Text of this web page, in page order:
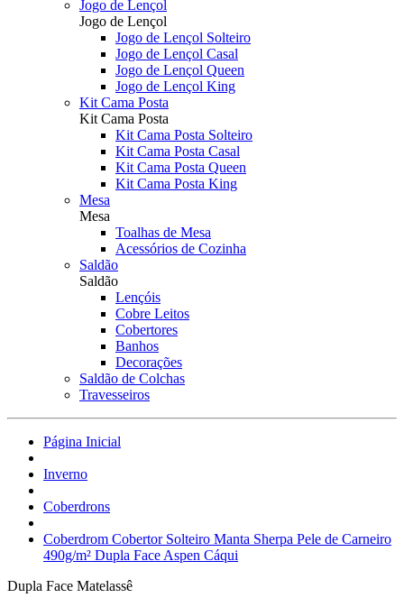
Jogo de Lençol
Jogo de Lençol
Jogo de Lençol Solteiro
Jogo de Lençol Casal
Jogo de Lençol Queen
Jogo de Lençol King
Kit Cama Posta
Kit Cama Posta
Kit Cama Posta Solteiro
Kit Cama Posta Casal
Kit Cama Posta Queen
Kit Cama Posta King
Mesa
Mesa
Toalhas de Mesa
Acessórios de Cozinha
Saldão
Saldão
Lençóis
Cobre Leitos
Cobertores
Banhos
Decorações
Saldão de Colchas
Travesseiros
Página Inicial
Inverno
Coberdrons
Coberdrom Cobertor Solteiro Manta Sherpa Pele de Carneiro
490g/m² Dupla Face Aspen Cáqui
Dupla Face Matelassê